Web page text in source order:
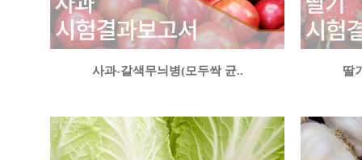
사과-갈색무늬병(모두싹 균.. 딸